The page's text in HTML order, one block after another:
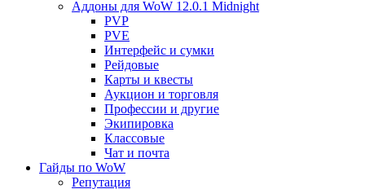
Аддоны для WoW 12.0.1 Midnight
PVP
PVE
Интерфейс и сумки
Рейдовые
Карты и квесты
Аукцион и торговля
Профессии и другие
Экипировка
Классовые
Чат и почта
Гайды по WoW
Репутация